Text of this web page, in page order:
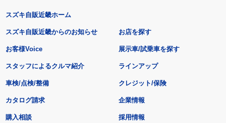
スズキ自販近畿ホーム
スズキ自販近畿からのお知らせ
お客様Voice
スタッフによるクルマ紹介
お店を探す
展示車/試乗車を探す
ラインアップ
車検/点検/整備 クレジット/保険
カタログ請求
購入相談
企業情報
採用情報